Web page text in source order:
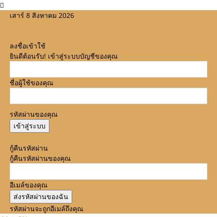
เสาร์ 8 สิงหาคม 2026
ลงชื่อเข้าใช้
ยินดีต้อนรับ! เข้าสู่ระบบบัญชีของคุณ
ชื่อผู้ใช้ของคุณ
รหัสผ่านของคุณ
กู้คืนรหัสผ่าน
กู้คืนรหัสผ่านของคุณ
อีเมล์ของคุณ
รหัสผ่านจะถูกอีเมล์ถึงคุณ